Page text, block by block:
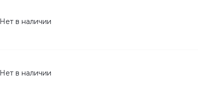
Нет в наличии
Нет в наличии